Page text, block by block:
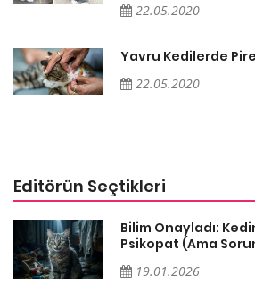
22.05.2020
Yavru Kedilerde
22.05.2020
Editörün Seçtikleri
Bilim Onayladı:
Psikopat (Ama
19.01.2026